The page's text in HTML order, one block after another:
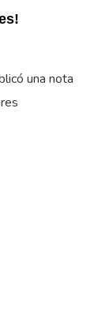
una nota